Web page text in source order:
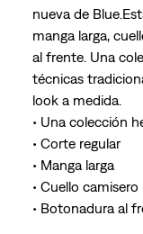
nueva de
manga larga,
al frente. Una
técnicas
look a medida.
• Una colección
• Corte regular
• Manga larga
• Cuello camisero
• Botonadura al